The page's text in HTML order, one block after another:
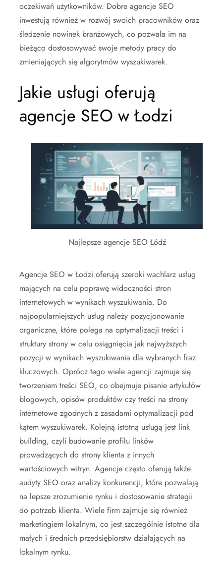
oczekiwań użytkowników. Dobre agencje SEO
inwestują również w rozwój swoich pracowników oraz
śledzenie nowinek branżowych, co pozwala im na
bieżąco dostosowywać swoje metody pracy do
zmieniających się algorytmów wyszukiwarek.
Jakie usługi oferują
agencje SEO w Łodzi
Najlepsze agencje SEO Łódź
Agencje SEO w Łodzi oferują szeroki wachlarz usług
mających na celu poprawę widoczności stron
internetowych w wynikach wyszukiwania. Do
najpopularniejszych usług należy pozycjonowanie
organiczne, które polega na optymalizacji treści i
struktury strony w celu osiągnięcia jak najwyższych
pozycji w wynikach wyszukiwania dla wybranych fraz
kluczowych. Oprócz tego wiele agencji zajmuje się
tworzeniem treści SEO, co obejmuje pisanie artykułów
blogowych, opisów produktów czy treści na strony
internetowe zgodnych z zasadami optymalizacji pod
kątem wyszukiwarek. Kolejną istotną usługą jest link
building, czyli budowanie profilu linków
prowadzących do strony klienta z innych
wartościowych witryn. Agencje często oferują także
audyty SEO oraz analizy konkurencji, które pozwalają
na lepsze zrozumienie rynku i dostosowanie strategii
do potrzeb klienta. Wiele firm zajmuje się również
marketingiem lokalnym, co jest szczególnie istotne dla
małych i średnich przedsiębiorstw działających na
lokalnym rynku.